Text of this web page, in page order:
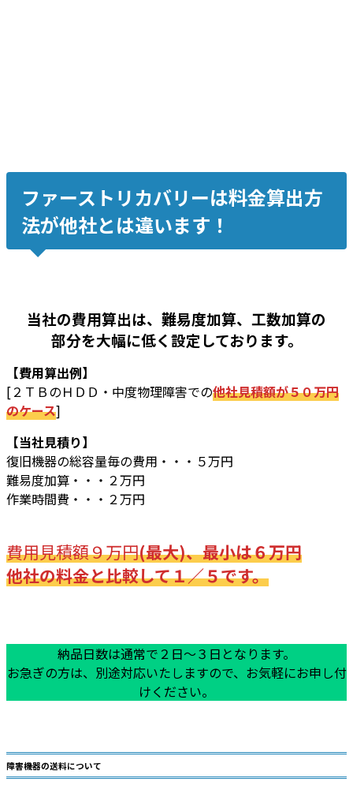
ファーストリカバリーは料金算出方
法が他社とは違います！
当社の費用算出は、難易度加算、工数加算の
部分を大幅に低く設定しております。
【費用算出例】
[２ＴＢのＨＤＤ・中度物理障害での他社見積額が５０万円
のケース]
【当社見積り】
復旧機器の総容量毎の費用・・・５万円
難易度加算・・・２万円
作業時間費・・・２万円
費用見積額９万円(最大)、最小は６万円
他社の料金と比較して１／５です。
納品日数は通常で２日～３日となります。
お急ぎの方は、別途対応いたしますので、お気軽にお申し付
けください。
障害機器の送料について